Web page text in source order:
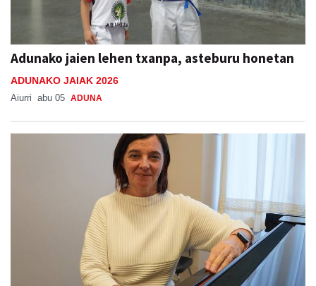
Adunako jaien lehen txanpa, asteburu honetan
ADUNAKO JAIAK 2026
Aiurri abu 05 ADUNA